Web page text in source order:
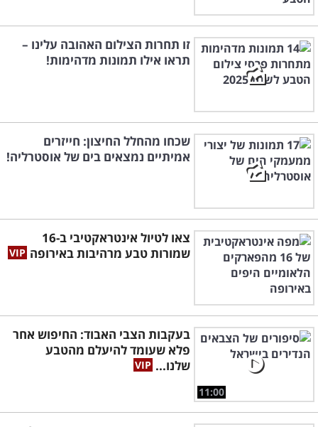
זו תחרות הצילום האהובה עלינו –
תראו אילו תמונות מדהימות!
שכחו מהחלל החיצון: חייזרים
אמיתיים נמצאים בים של אוסטרליה!
צאו לטיול אינטראקטיבי ב-16
שמורות טבע מרהיבות באירופה
11:00
בעקבות הצבי האבוד: החיפוש אחר
פלא שעומד להיעלם מהטבע
שלנו...